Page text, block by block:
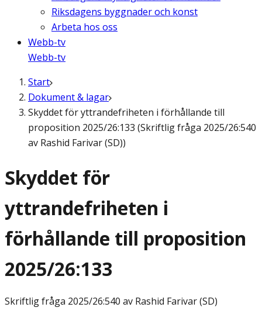
Riksdagens byggnader och konst
Arbeta hos oss
Webb-tv
Webb-tv
Start
Dokument & lagar
Skyddet för yttrandefriheten i förhållande till
proposition 2025/26:133 (Skriftlig fråga 2025/26:540
av Rashid Farivar (SD))
Skyddet för
yttrandefriheten i
förhållande till proposition
2025/26:133
Skriftlig fråga 2025/26:540 av Rashid Farivar (SD)